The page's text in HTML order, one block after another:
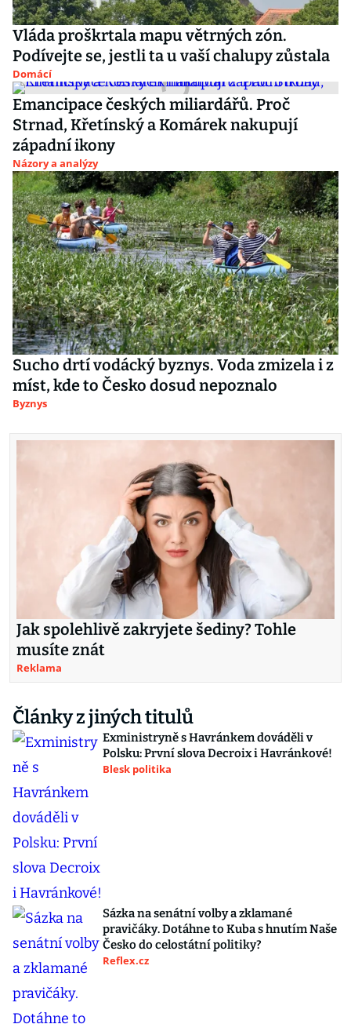
Vláda proškrtala mapu větrných zón.
Podívejte se, jestli ta u vaší chalupy zůstala
Domácí
Emancipace českých miliardářů. Proč
Strnad, Křetínský a Komárek nakupují
západní ikony
Názory a analýzy
Sucho drtí vodácký byznys. Voda zmizela i z
míst, kde to Česko dosud nepoznalo
Byznys
Jak spolehlivě zakryjete šediny? Tohle
musíte znát
Reklama
Články z jiných titulů
Exministryně s Havránkem dováděli v
Polsku: První slova Decroix i Havránkové!
Blesk politika
Sázka na senátní volby a zklamané
pravičáky. Dotáhne to Kuba s hnutím Naše
Česko do celostátní politiky?
Reflex.cz